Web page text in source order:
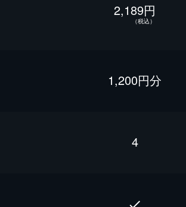
2,189円
（税込）
1,200円分
4